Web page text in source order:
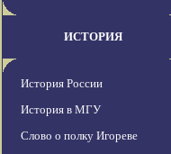
ИСТОРИЯ
История России
История в МГУ
Слово о полку Игореве